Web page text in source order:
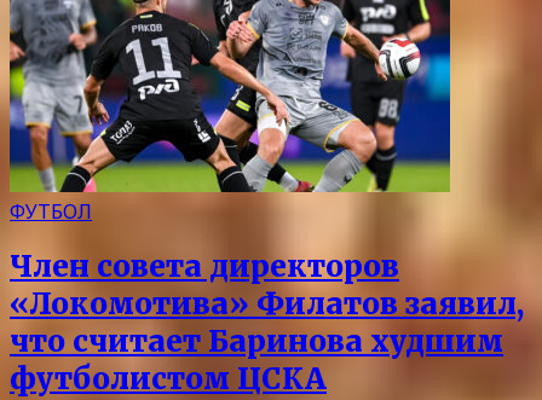
ФУТБОЛ
Член совета директоров
«Локомотива» Филатов заявил,
что считает Баринова худшим
футболистом ЦСКА